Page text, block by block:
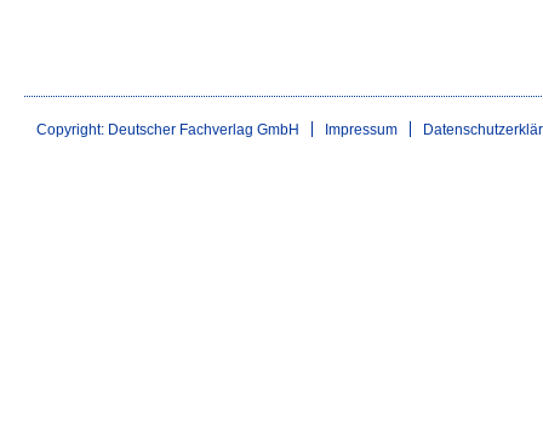
Copyright: Deutscher Fachverlag GmbH Impressum